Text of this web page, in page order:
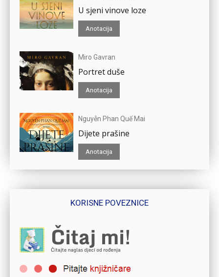
U sjeni vinove loze
Anotacija
Miro Gavran
Portret duše
Anotacija
Nguyễn Phan Quế Mai
Dijete prašine
Anotacija
KORISNE POVEZNICE